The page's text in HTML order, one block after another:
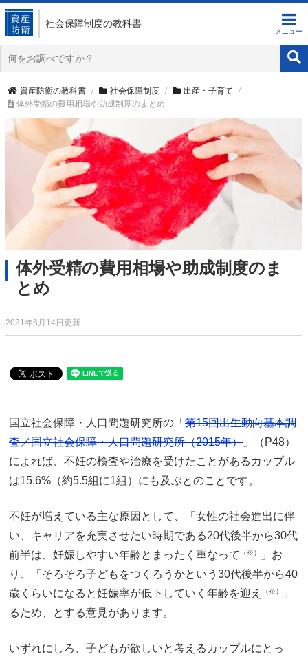
社会保障制度の教科書
資産防衛の教科書 社会保障制度
出産・子育て
体外受精の費用相場や助成制度のまとめ
体外受精の費用相場や助成制度のま
とめ
2021年6月14日更新
国立社会保障・人口問題研究所の「 第15回出生動向基本調
査／国立社会保障・人口問題研究所（2015年） 」（P48）
によれば、不妊の検査や治療を受けたことがあるカップル
は15.6%（約5.5組に1組）にも及ぶとのことです。
不妊が増えている主な原因として、「女性の社会進出に伴
い、キャリアを充実させたい時期である20代後半から30代
前半は、妊娠しやすい年齢とまったく重なって
（※）
」お
り、「そろそろ子どもをつくろうかという30代後半から40
歳くらいになると妊娠率が低下していく年齢を迎え
（※）
」
るため、とする意見があります。
いずれにしろ、子どもが欲しいと考えるカップルにとっ